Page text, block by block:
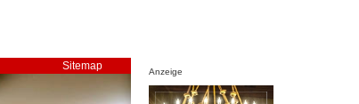
Sitemap Anzeige